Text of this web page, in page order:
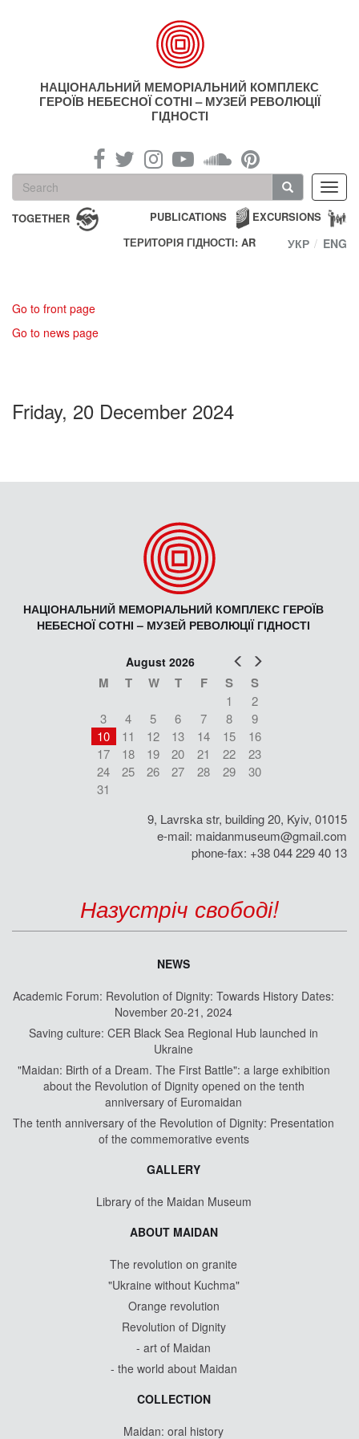
НАЦІОНАЛЬНИЙ МЕМОРІАЛЬНИЙ КОМПЛЕКС
ГЕРОЇВ НЕБЕСНОЇ СОТНІ – МУЗЕЙ РЕВОЛЮЦІЇ
ГІДНОСТІ
Search
form
Search
TOGETHER EXCURSIONS
PUBLICATIONS
ТЕРИТОРІЯ ГІДНОСТІ: AR
УКР ENG
Go to front page
Go to news page
Friday, 20 December 2024
НАЦІОНАЛЬНИЙ МЕМОРІАЛЬНИЙ КОМПЛЕКС ГЕРОЇВ
НЕБЕСНОЇ СОТНІ – МУЗЕЙ РЕВОЛЮЦІЇ ГІДНОСТІ
Prev
August 2026
M T W T F S S
1
2
3
4 5 6 7 8
9
10
11 12 13 14 15
16
17
18 19 20 21 22
23
24
25 26 27 28 29
30
31
9, Lavrska str, building 20, Kyiv, 01015
e-mail: maidanmuseum@gmail.com
phone-fax: +38 044 229 40 13
Назустріч свободі!
NEWS
Academic Forum: Revolution of Dignity: Towards History Dates:
November 20-21, 2024
Saving culture: CER Black Sea Regional Hub launched in
Ukraine
"Maidan: Birth of a Dream. The First Battle": a large exhibition
about the Revolution of Dignity opened on the tenth
anniversary of Euromaidan
The tenth anniversary of the Revolution of Dignity: Presentation
of the commemorative events
GALLERY
Library of the Maidan Museum
ABOUT MAIDAN
The revolution on granite
"Ukraine without Kuchma"
Orange revolution
Revolution of Dignity
- art of Maidan
- the world about Maidan
COLLECTION
Maidan: oral history